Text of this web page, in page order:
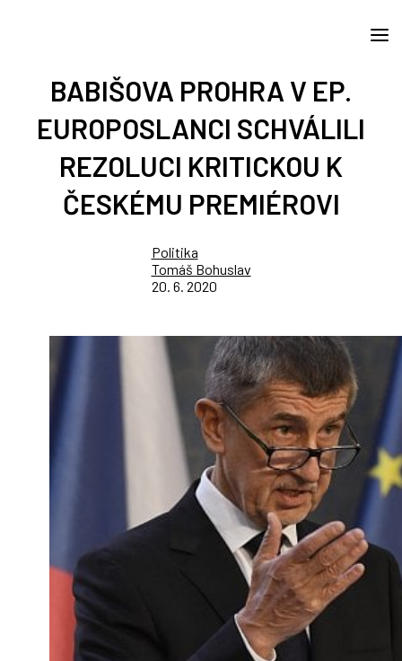
BABIŠOVA PROHRA V EP.
EUROPOSLANCI SCHVÁLILI
REZOLUCI KRITICKOU K
ČESKÉMU PREMIÉROVI
Politika
Tomáš Bohuslav
20. 6. 2020